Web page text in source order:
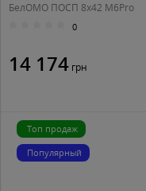
БелОМО ПОСП 8х42 M6Pro
0
14 174 грн
Топ продаж
Популярный